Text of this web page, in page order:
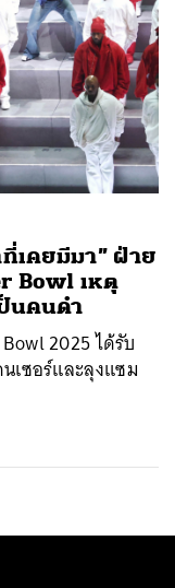
เคยมีมา” ฝ่าย
Bowl เหตุ
นคนดำ
2025 ได้รับ
เซอร์และลุงแซม
EMAIL